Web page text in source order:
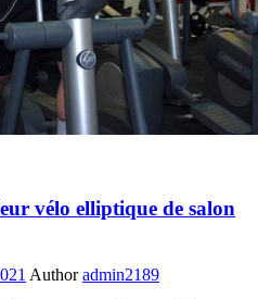
vélo elliptique de salon
Author admin2189